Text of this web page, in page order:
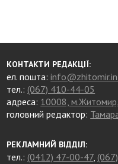
КОНТАКТИ РЕДАКЦІЇ:
ел. пошта:
тел.: (067) 410-44-05
адреса: 10008, м.Житомир,
головний редактор:
РЕКЛАМНИЙ ВІДДІЛ:
тел.: (0412) 47-00-47,